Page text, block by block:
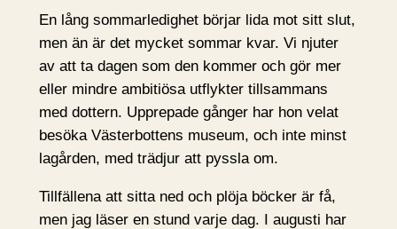
En lång sommarledighet börjar lida mot sitt slut,
men än är det mycket sommar kvar. Vi njuter
av att ta dagen som den kommer och gör mer
eller mindre ambitiösa utflykter tillsammans
med dottern. Upprepade gånger har hon velat
besöka Västerbottens museum, och inte minst
lagården, med trädjur att pyssla om.
Tillfällena att sitta ned och plöja böcker är få,
men jag läser en stund varje dag. I augusti har